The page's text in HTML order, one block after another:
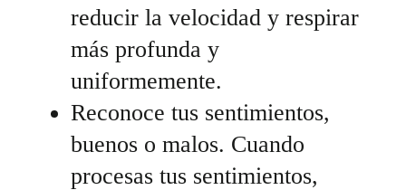
reducir la velocidad y respirar
más profunda y
uniformemente.
Reconoce tus sentimientos,
buenos o malos. Cuando
procesas tus sentimientos,